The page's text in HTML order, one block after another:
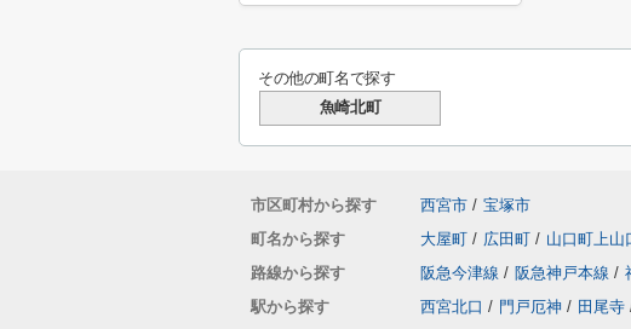
その他の町名で探す
魚崎北町
市区町村から探す 西宮市 / 宝塚市
町名から探す
大屋町 / 広田町 / 山口町上山
路線から探す
阪急今津線 / 阪急神戸本線 /
駅から探す
西宮北口 / 門戸厄神 / 田尾寺